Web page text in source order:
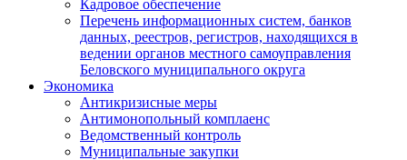
Кадровое обеспечение
Перечень информационных систем, банков
данных, реестров, регистров, находящихся в
ведении органов местного самоуправления
Беловского муниципального округа
Экономика
Антикризисные меры
Антимонопольный комплаенс
Ведомственный контроль
Муниципальные закупки